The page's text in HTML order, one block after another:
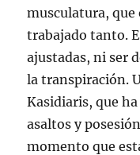
musculatura, que
trabajado tanto.
ajustadas, ni ser
la transpiración.
Kasidiaris, que
asaltos y
momento que